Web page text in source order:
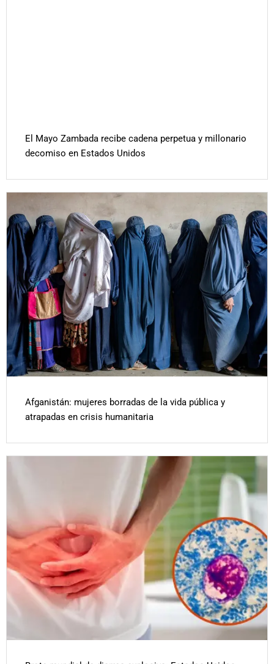
El Mayo Zambada recibe cadena perpetua y millonario
decomiso en Estados Unidos
Afganistán: mujeres borradas de la vida pública y
atrapadas en crisis humanitaria